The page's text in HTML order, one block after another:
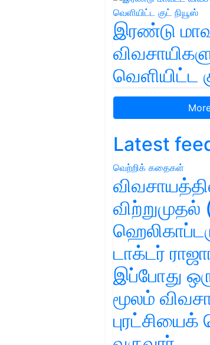
இரண்டு
வெளியிட்ட
Latest
வெற்றிக் கதைகள்
டாக்டர்
இப்போது
மூலம்